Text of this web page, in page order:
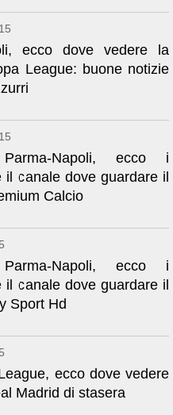
ecco dove vedere la
League: buone notizie
Napoli, ecco i
il canale dove guardare il
Calcio
Napoli, ecco i
il canale dove guardare il
Sport Hd
ecco dove vedere
Madrid di stasera